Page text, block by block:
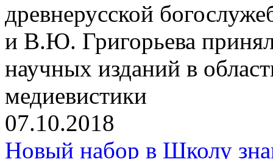
древнерусской
и В.Ю. Григорьева
научных изданий в
медиевистики
07.10.2018
Новый набор в Школу